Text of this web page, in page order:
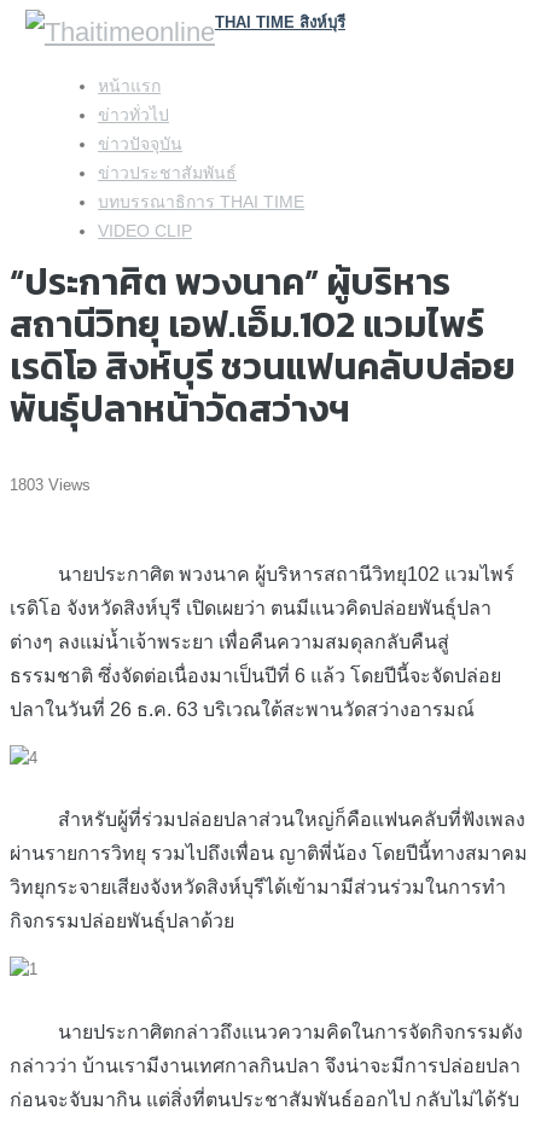
Skip
content
หน้าแรก
ข่าวทั่วไป
ข่าวปัจจุบัน
ข่าวประชาสัมพันธ์
บทบรรณาธิการ THAI TIME
VIDEO CLIP
THAI TIME สิงห์บุรี
“ประกาศิต พวงนาค” ผู้บริหาร
สถานีวิทยุ เอฟ.เอ็ม.102 แวมไพร์
เรดิโอ สิงห์บุรี ชวนแฟนคลับปล่อย
พันธุ์ปลาหน้าวัดสว่างฯ
1803 Views
นายประกาศิต พวงนาค ผู้บริหารสถานีวิทยุ102 แวมไพร์
เรดิโอ จังหวัดสิงห์บุรี เปิดเผยว่า ตนมีแนวคิดปล่อยพันธุ์ปลา
ต่างๆ ลงแม่น้ำเจ้าพระยา เพื่อคืนความสมดุลกลับคืนสู่
ธรรมชาติ ซึ่งจัดต่อเนื่องมาเป็นปีที่ 6 แล้ว โดยปีนี้จะจัดปล่อย
ปลาในวันที่ 26 ธ.ค. 63 บริเวณใต้สะพานวัดสว่างอารมณ์
สำหรับผู้ที่ร่วมปล่อยปลาส่วนใหญ่ก็คือแฟนคลับที่ฟังเพลง
ผ่านรายการวิทยุ รวมไปถึงเพื่อน ญาติพี่น้อง โดยปีนี้ทางสมาคม
วิทยุกระจายเสียงจังหวัดสิงห์บุรีได้เข้ามามีส่วนร่วมในการทำ
กิจกรรมปล่อยพันธุ์ปลาด้วย
นายประกาศิตกล่าวถึงแนวความคิดในการจัดกิจกรรมดัง
กล่าวว่า บ้านเรามีงานเทศกาลกินปลา จึงน่าจะมีการปล่อยปลา
ก่อนจะจับมากิน แต่สิ่งที่ตนประชาสัมพันธ์ออกไป กลับไม่ได้รับ